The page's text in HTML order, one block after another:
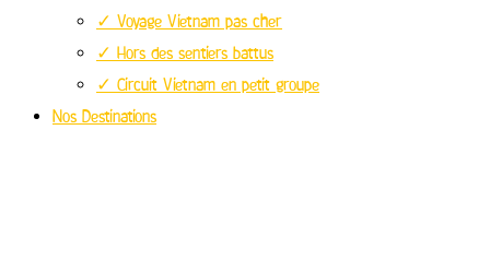
✓ Voyage Vietnam pas cher
✓ Hors des sentiers battus
✓ Circuit Vietnam en petit groupe
Nos Destinations